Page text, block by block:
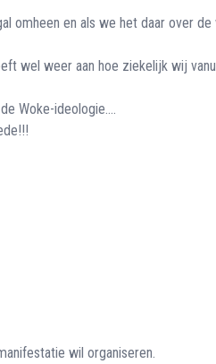
omheen en als we het daar over
wel weer aan hoe ziekelijk wij
Woke-ideologie….
wil organiseren.